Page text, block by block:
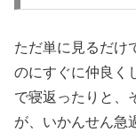
ただ単に見るだけ
のにすぐに仲良く
で寝返ったりと、
が、いかんせん急